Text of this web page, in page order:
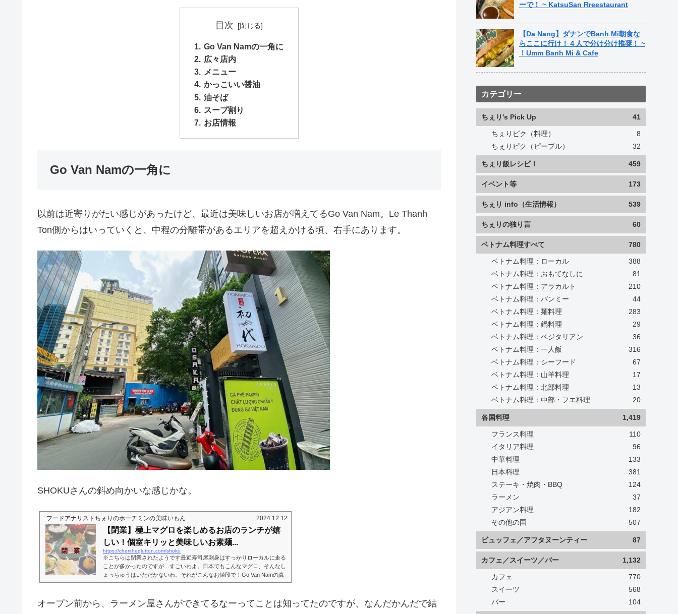
目次
Go Van Namの一角に
広々店内
メニュー
かっこいい醤油
油そば
スープ割り
お店情報
Go Van Namの一角に
以前は近寄りがたい感じがあったけど、最近は美味しいお店が増えてるGo Van Nam。Le Thanh
Ton側からはいっていくと、中程の分離帯があるエリアを超えかける頃、右手にあります。
SHOKUさんの斜め向かいな感じかな。
フードアナリストちぇりのホーチミンの美味いもん 2024.12.12
【閉業】極上マグロを楽しめるお店のランチが嬉
しい！個室キリッと美味しいお素麺...
https://cheritheglutton.com/shoku
※こちらは閉業されたようです最近寿司屋刺身はすっかりローカルに走る
ことが多かったのですが…すごいわよ。日本でもこんなマグロ、そんなし
ょっちゅうはいただかないわ。それがこんなお値段で！Go Van Namの真
ん中に2023年3月25日場所はGo Van Namのど真ん中。実はこの場所、昔
店（場所で勝手なイメージ持つなよ）。そしたらいつの間にかこんなお店
が。こちら、Maguro Studioさん系列だそう。すんません、私まだ行けた
オープン前から、ラーメン屋さんができてるなーってことは知ってたのですが、なんだかんだで結
ーで！ ~ KatsuSan Rreestaurant
【Da Nang】ダナンでBanh Mi朝食な
らここに行け！４人で分け分け推奨！ ~
！Umm Banh Mi & Cafe
カテゴリー
ちぇり's Pick Up 41
ちぇりピク（料理）
8
ちぇりピク（ピープル）
32
ちぇり飯レシピ！ 459
イベント等 173
ちぇり info（生活情報） 539
ちぇりの独り言 60
ベトナム料理すべて 780
ベトナム料理：ローカル
388
ベトナム料理：おもてなしに
81
ベトナム料理：アラカルト
210
ベトナム料理：バンミー
44
ベトナム料理：麺料理
283
ベトナム料理：鍋料理
29
ベトナム料理：ベジタリアン
36
ベトナム料理：一人飯
316
ベトナム料理：シーフード
67
ベトナム料理：山羊料理
17
ベトナム料理：北部料理
13
ベトナム料理：中部・フエ料理
20
各国料理 1,419
フランス料理
110
イタリア料理
96
中華料理
133
日本料理
381
ステーキ・焼肉・BBQ
124
ラーメン
37
アジアン料理
182
その他の国
507
ビュッフェ／アフタヌーンティー 87
カフェ／スイーツ／バー 1,132
カフェ
770
スイーツ
568
バー
104